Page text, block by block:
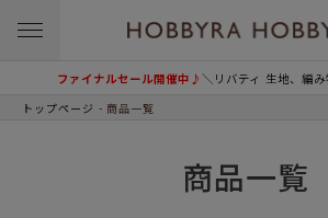
ファイナルセール開催中♪＼リバティ 生地、編
トップページ 商品一覧
商品一覧